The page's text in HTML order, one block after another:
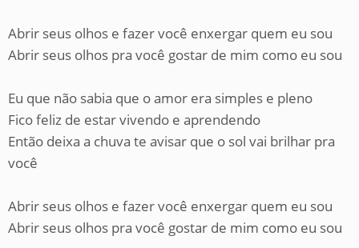
Abrir seus olhos e fazer você enxergar quem eu sou
Abrir seus olhos pra você gostar de mim como eu sou
Eu que não sabia que o amor era simples e pleno
Fico feliz de estar vivendo e aprendendo
Então deixa a chuva te avisar que o sol vai brilhar pra
você
Abrir seus olhos e fazer você enxergar quem eu sou
Abrir seus olhos pra você gostar de mim como eu sou